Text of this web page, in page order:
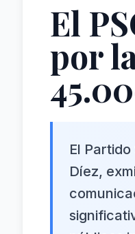
El
por
El
Díez,